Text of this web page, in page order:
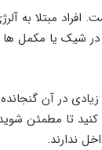
افراد مبتلا به
شیک یا مکمل ها
زیادی در آن
تا مطمئن شوید
ندارند.